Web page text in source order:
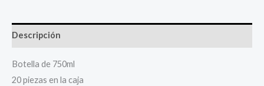
Descripción
Botella de 750ml
20 piezas en la caja